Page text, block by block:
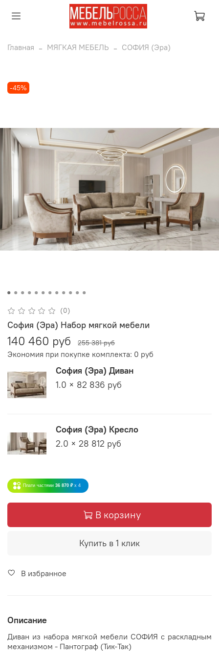
Главная МЯГКАЯ МЕБЕЛЬ СОФИЯ (Эра)
-45%
(0)
София (Эра) Набор мягкой мебели
140 460 руб 255 381 руб
Экономия при покупке комплекта: 0 руб
София (Эра) Диван
1.0 × 82 836 руб
София (Эра) Кресло
2.0 × 28 812 руб
Плати частями 36 870 ₽ x 4
В корзину
Купить в 1 клик
В избранное
Описание
Диван из набора мягкой мебели СОФИЯ с раскладным
механизмом - Пантограф (Тик-Так)